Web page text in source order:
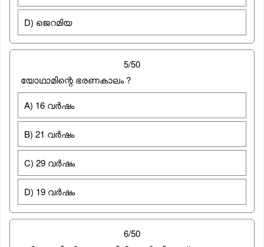
D) ജെറമിയ
5/50
യോഥാമിന്റെ ഭരണകാലം ?
A) 16 വര്‍ഷം
B) 21 വര്‍ഷം
C) 29 വര്‍ഷം
D) 19 വര്‍ഷം
6/50